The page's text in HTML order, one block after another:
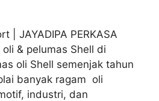
| JAYADIPA PERKASA
& pelumas Shell di
oli Shell semenjak tahun
banyak ragam oli
industri, dan